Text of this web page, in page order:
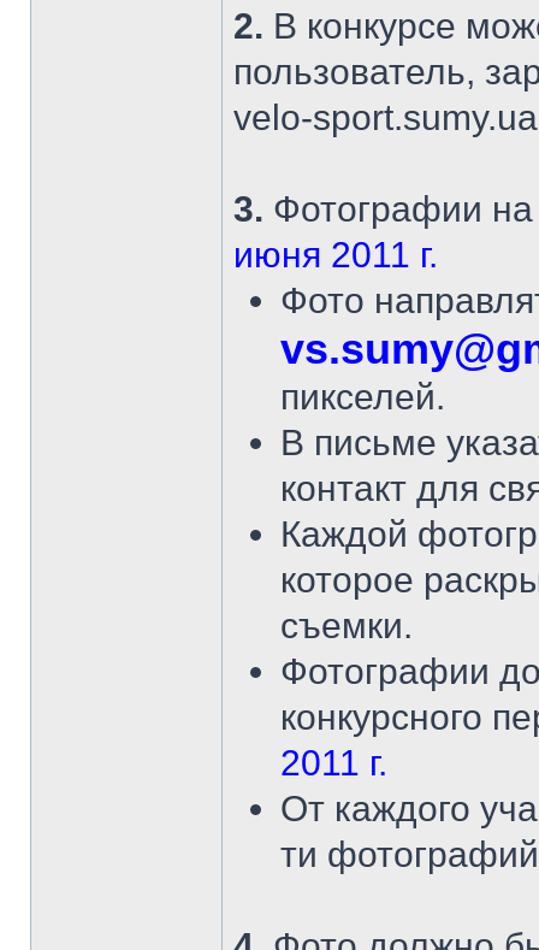
2. В конкурсе
пользователь,
velo-
3. Фотографии
июня 2011 г.
Фото
пикселей.
В письме
контакт для
Каждой
которое
съемки.
Фотографии
конкурсного
2011 г.
От каждого
ти